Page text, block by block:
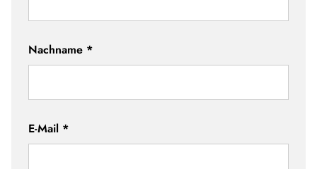
Nachname *
E-Mail *